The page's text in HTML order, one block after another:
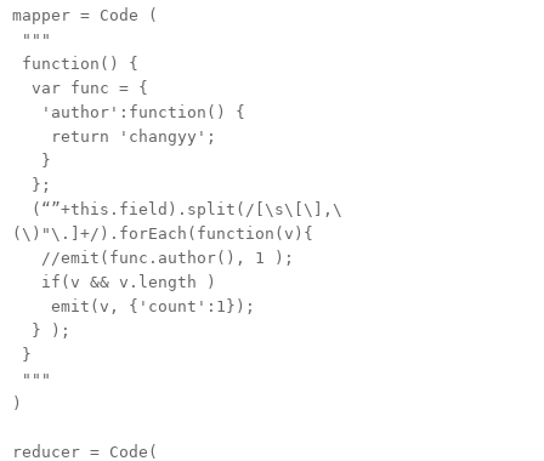
mapper = Code (
"""
function() {
var func = {
'author':function() {
return 'changyy';
}
};
(“”+this.field).split(/[\s\[\],\
(\)"\.]+/).forEach(function(v){
//emit(func.author(), 1 );
if(v && v.length )
emit(v, {'count':1});
} );
}
"""
)
reducer = Code(